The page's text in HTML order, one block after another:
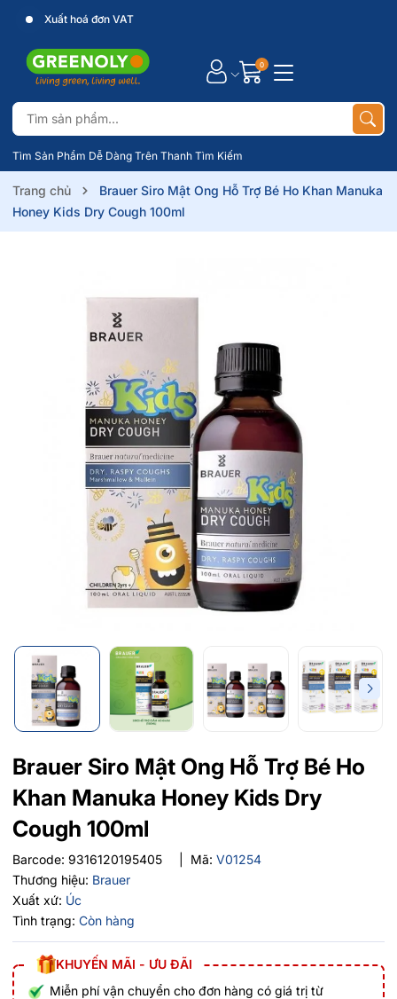
Xuất hoá đơn VAT
Tìm Sản Phẩm Dễ Dàng Trên Thanh Tìm Kiếm
0
Trang chủ
Brauer Siro Mật Ong Hỗ Trợ Bé Ho Khan Manuka
Honey Kids Dry Cough 100ml
Brauer Siro Mật Ong Hỗ Trợ Bé Ho
Khan Manuka Honey Kids Dry
Cough 100ml
Barcode: 9316120195405 Mã: V01254
Thương hiệu: Brauer
Xuất xứ: Úc
Tình trạng: Còn hàng
KHUYẾN MÃI - ƯU ĐÃI
Miễn phí vận chuyển cho đơn hàng có giá trị từ